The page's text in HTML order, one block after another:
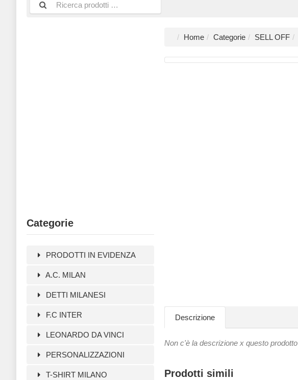
Categorie
PRODOTTI IN EVIDENZA
A.C. MILAN
DETTI MILANESI
F.C INTER
LEONARDO DA VINCI
PERSONALIZZAZIONI
T-SHIRT MILANO
Home Categorie SELL OFF
Descrizione
Non c'è la descrizione x questo prodotto
Prodotti simili